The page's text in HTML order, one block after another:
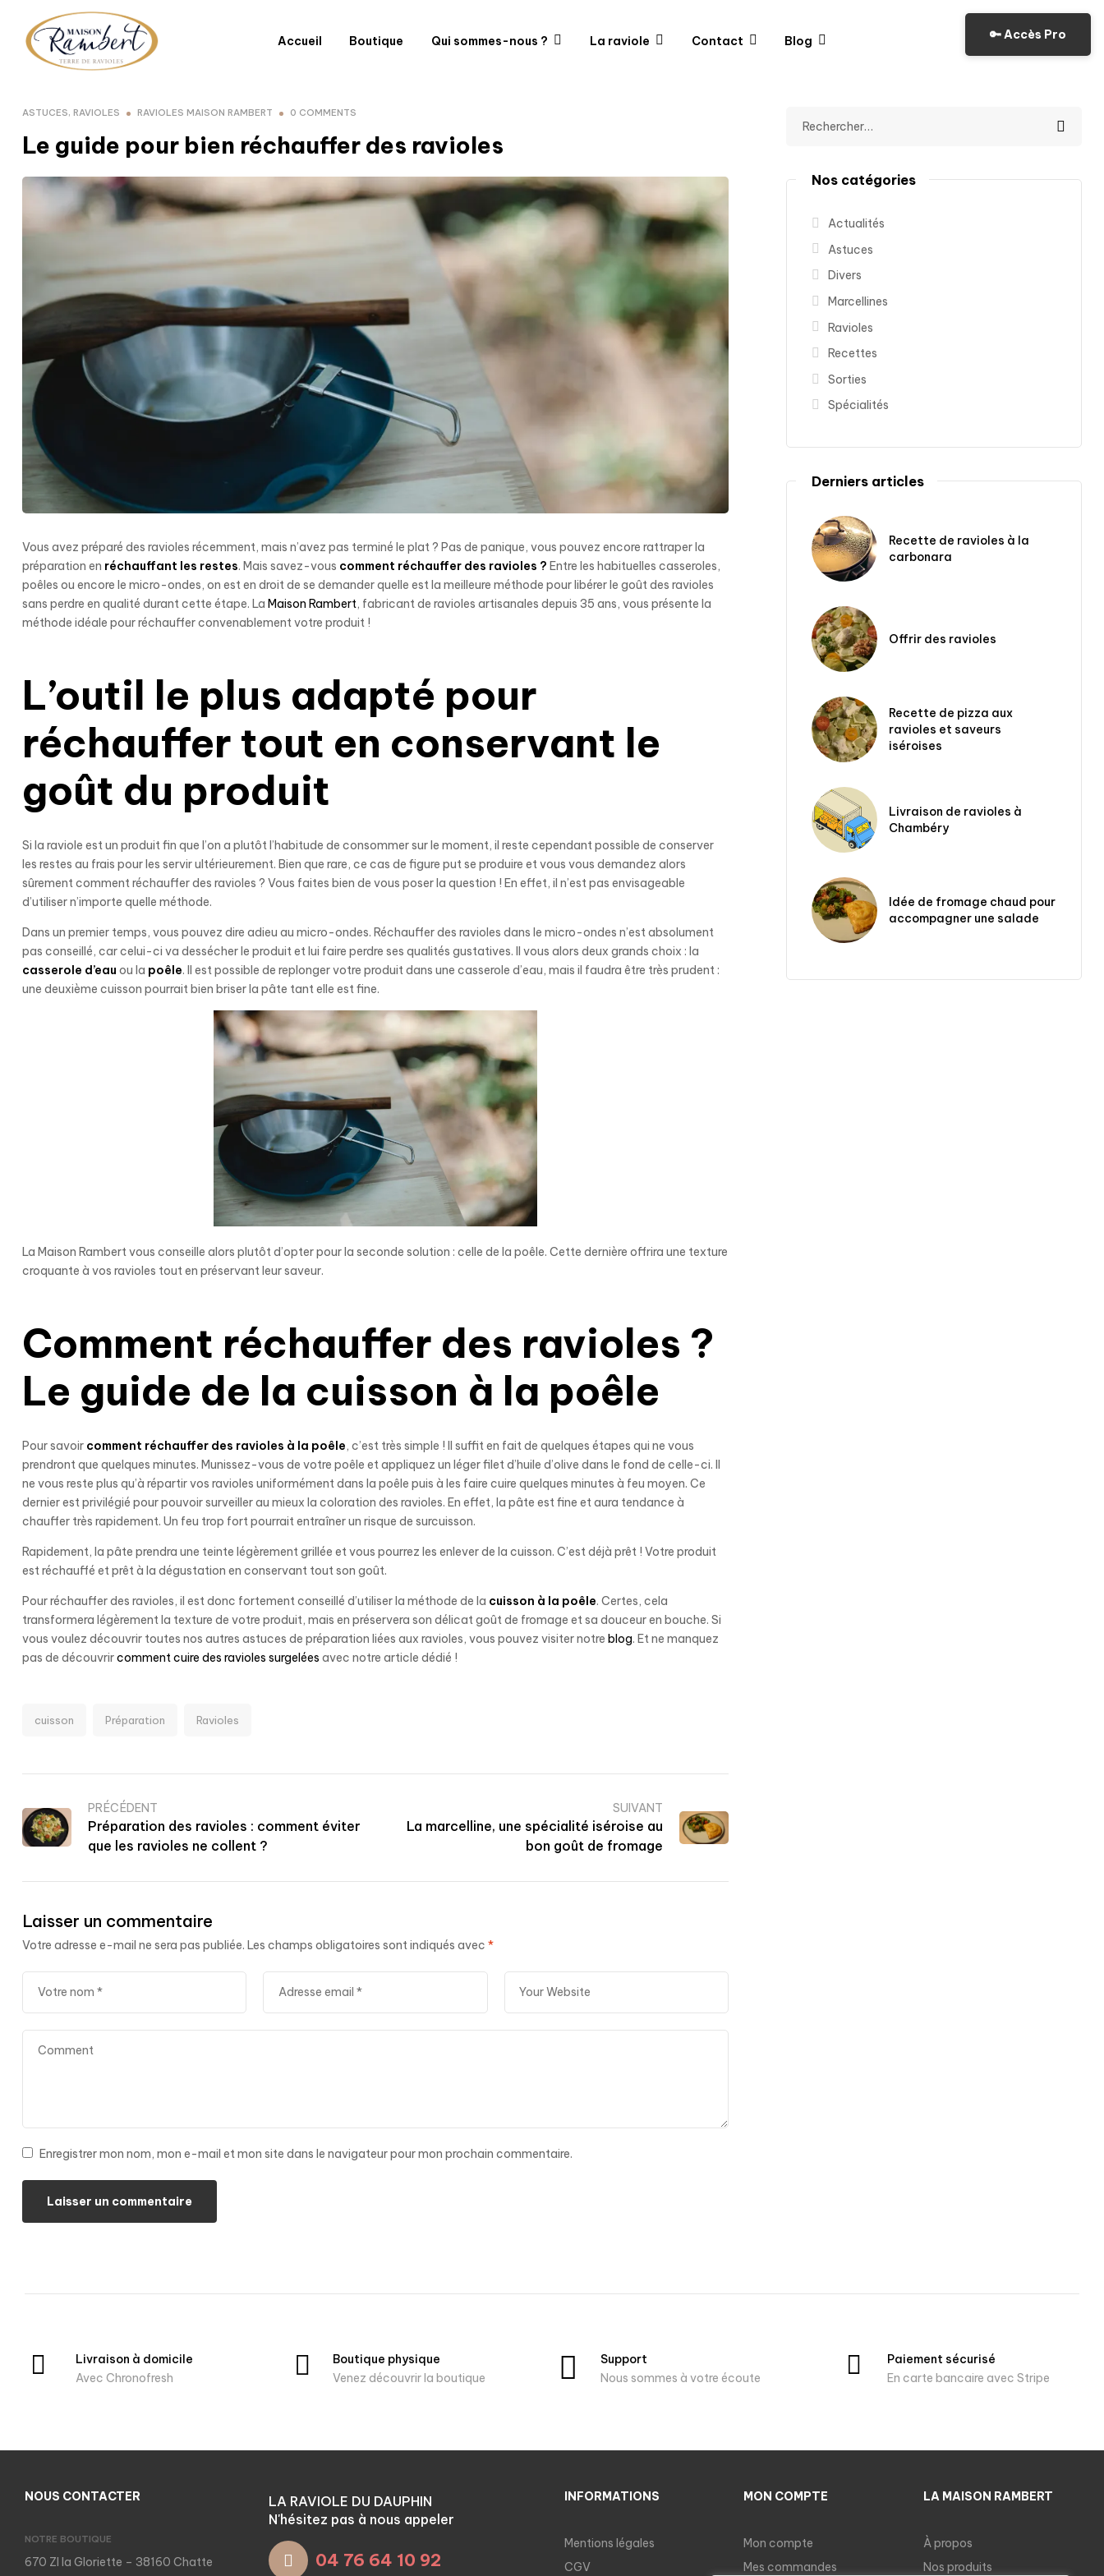
Accueil Boutique Qui sommes-nous ? La raviole Contact Blog 1
ASTUCES, RAVIOLES RAVIOLES MAISON RAMBERT 0 COMMENTS
Le guide pour bien réchauffer des ravioles
Vous avez préparé des ravioles récemment, mais n’avez pas terminé le plat ? Pas de panique, vous pouvez encore rattraper la
préparation en réchauffant les restes. Mais savez-vous comment réchauffer des ravioles ? Entre les habituelles casseroles,
poêles ou encore le micro-ondes, on est en droit de se demander quelle est la meilleure méthode pour libérer le goût des ravioles
sans perdre en qualité durant cette étape. La Maison Rambert, fabricant de ravioles artisanales depuis 35 ans, vous présente la
méthode idéale pour réchauffer convenablement votre produit !
L’outil le plus adapté pour
réchauffer tout en conservant le
goût du produit
Si la raviole est un produit fin que l’on a plutôt l’habitude de consommer sur le moment, il reste cependant possible de conserver
les restes au frais pour les servir ultérieurement. Bien que rare, ce cas de figure put se produire et vous vous demandez alors
sûrement comment réchauffer des ravioles ? Vous faites bien de vous poser la question ! En effet, il n’est pas envisageable
d’utiliser n’importe quelle méthode.
Dans un premier temps, vous pouvez dire adieu au micro-ondes. Réchauffer des ravioles dans le micro-ondes n’est absolument
pas conseillé, car celui-ci va dessécher le produit et lui faire perdre ses qualités gustatives. Il vous alors deux grands choix : la
casserole d’eau ou la poêle. Il est possible de replonger votre produit dans une casserole d’eau, mais il faudra être très prudent :
une deuxième cuisson pourrait bien briser la pâte tant elle est fine.
La Maison Rambert vous conseille alors plutôt d’opter pour la seconde solution : celle de la poêle. Cette dernière offrira une texture
croquante à vos ravioles tout en préservant leur saveur.
Comment réchauffer des ravioles ?
Le guide de la cuisson à la poêle
Pour savoir comment réchauffer des ravioles à la poêle, c’est très simple ! Il suffit en fait de quelques étapes qui ne vous
prendront que quelques minutes. Munissez-vous de votre poêle et appliquez un léger filet d’huile d’olive dans le fond de celle-ci. Il
ne vous reste plus qu’à répartir vos ravioles uniformément dans la poêle puis à les faire cuire quelques minutes à feu moyen. Ce
dernier est privilégié pour pouvoir surveiller au mieux la coloration des ravioles. En effet, la pâte est fine et aura tendance à
chauffer très rapidement. Un feu trop fort pourrait entraîner un risque de surcuisson.
Rapidement, la pâte prendra une teinte légèrement grillée et vous pourrez les enlever de la cuisson. C’est déjà prêt ! Votre produit
est réchauffé et prêt à la dégustation en conservant tout son goût.
Pour réchauffer des ravioles, il est donc fortement conseillé d’utiliser la méthode de la cuisson à la poêle. Certes, cela
transformera légèrement la texture de votre produit, mais en préservera son délicat goût de fromage et sa douceur en bouche. Si
vous voulez découvrir toutes nos autres astuces de préparation liées aux ravioles, vous pouvez visiter notre blog. Et ne manquez
pas de découvrircomment cuire des ravioles surgelées avec notre article dédié !
cuisson Préparation Ravioles
PRÉCÉDENT
Préparation des ravioles : comment éviter
que les ravioles ne collent ?
SUIVANT
La marcelline, une spécialité iséroise au
bon goût de fromage
Laisser un commentaire
Votre adresse e-mail ne sera pas publiée. Les champs obligatoires sont indiqués avec *
Enregistrer mon nom, mon e-mail et mon site dans le navigateur pour mon prochain commentaire.
Nos catégories
Actualités
Astuces
Divers
Marcellines
Ravioles
Recettes
Sorties
Spécialités
Derniers articles
Recette de ravioles à la
carbonara
Offrir des ravioles
Recette de pizza aux
ravioles et saveurs
iséroises
Livraison de ravioles à
Chambéry
Idée de fromage chaud pour
accompagner une salade
Livraison à domicile
Avec Chronofresh
Boutique physique
Venez découvrir la boutique
Support
Nous sommes à votre écoute
Paiement sécurisé
En carte bancaire avec Stripe
NOUS CONTACTER
NOTRE BOUTIQUE
670 ZI la Gloriette – 38160 Chatte
LA RAVIOLE DU DAUPHIN
N'hésitez pas à nous appeler
04 76 64 10 92
INFORMATIONS
Mentions légales
CGV
MON COMPTE
Mon compte
Mes commandes
LA MAISON RAMBERT
À propos
Nos produits
🔑 Accès Pro